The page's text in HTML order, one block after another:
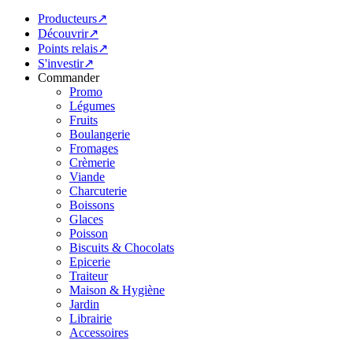
Producteurs↗
Découvrir↗
Points relais↗
S'investir↗
Commander
Promo
Légumes
Fruits
Boulangerie
Fromages
Crèmerie
Viande
Charcuterie
Boissons
Glaces
Poisson
Biscuits & Chocolats
Epicerie
Traiteur
Maison & Hygiène
Jardin
Librairie
Accessoires